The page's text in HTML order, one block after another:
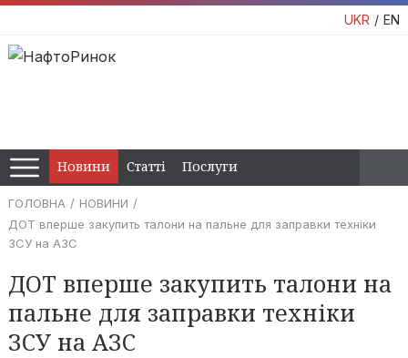
UKR EN
Новини Статті Послуги
ГОЛОВНА
НОВИНИ
ДОТ вперше закупить талони на пальне для заправки техніки
ЗСУ на АЗС
ДОТ вперше закупить талони на
пальне для заправки техніки
ЗСУ на АЗС